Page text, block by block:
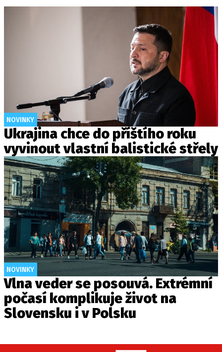
NOVINKY
Ukrajina chce do příštího roku
vyvinout vlastní balistické střely
NOVINKY
Vlna veder se posouvá. Extrémní
počasí komplikuje život na
Slovensku i v Polsku